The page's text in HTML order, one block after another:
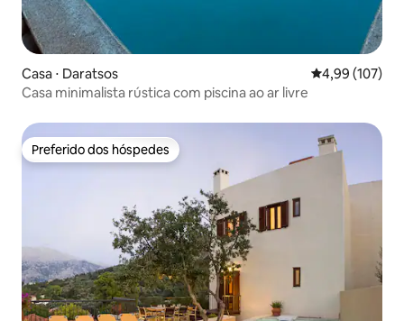
Casa ⋅ Daratsos 4,99 de uma
4,99 (107)
Casa minimalista rústica com piscina ao ar livre
Preferido dos hóspedes
Preferido dos hóspedes